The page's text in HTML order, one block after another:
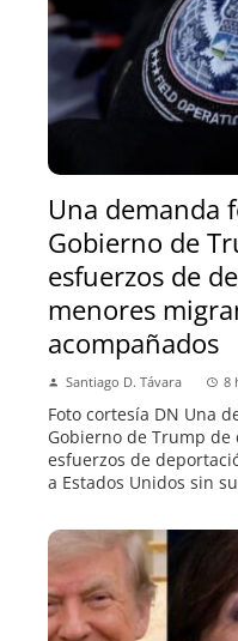
Una demanda
Gobierno de
esfuerzos de
menores
acompañados
Santiago D. Távara 8
Foto cortesía DN Una
Gobierno de Trump
esfuerzos de
a Estados Unidos sin